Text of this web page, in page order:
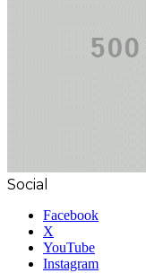
Social
Facebook
X
YouTube
Instagram